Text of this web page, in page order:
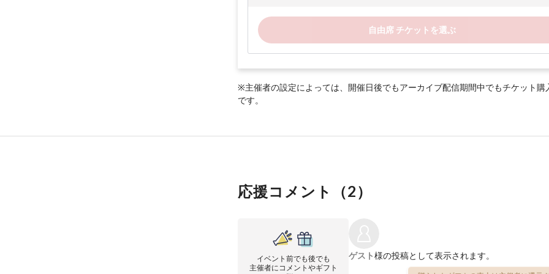
自由席 チケットを選ぶ
※主催者の設定によっては、開催日後でもアーカイブ配信期間中でもチケット購
です。
応援コメント（2）
イベント前でも後でも
主催者にコメントやギフト
ゲスト様の投稿として表示されます。